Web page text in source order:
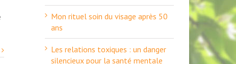
Mon rituel soin du visage après 50
ans
Les relations toxiques : un danger
silencieux pour la santé mentale